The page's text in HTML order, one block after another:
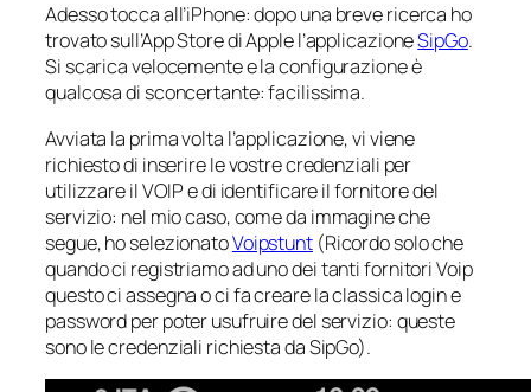
Adesso tocca all’iPhone: dopo una breve ricerca ho
trovato sull’App Store di Apple l’applicazioneSipGo.
Si scarica velocemente e la configurazione è
qualcosa di sconcertante: facilissima.
Avviata la prima volta l’applicazione, vi viene
richiesto di inserire le vostre credenziali per
utilizzare il VOIP e di identificare il fornitore del
servizio: nel mio caso, come da immagine che
segue, ho selezionatoVoipstunt(Ricordo solo che
quando ci registriamo ad uno dei tanti fornitori Voip
questo ci assegna o ci fa creare la classica login e
password per poter usufruire del servizio: queste
sono le credenziali richiesta da SipGo).